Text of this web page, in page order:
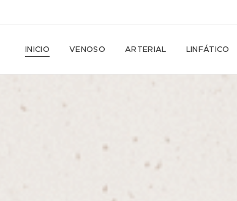
INICIO VENOSO ARTERIAL LINFÁTICO